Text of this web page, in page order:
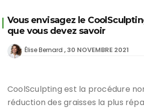
Vous envisagez le
que vous devez savoir
Élise Bernard 30 NOVEMBRE 2021
CoolSculpting est la procédure
réduction des graisses la plus